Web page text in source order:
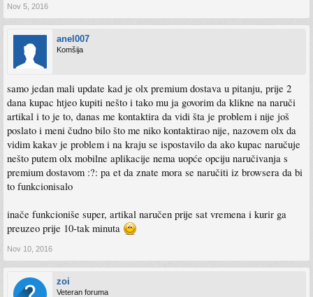
Nov 5, 2016
anel007
Komšija
samo jedan mali update kad je olx premium dostava u pitanju, prije 2
dana kupac htjeo kupiti nešto i tako mu ja govorim da klikne na naruči
artikal i to je to, danas me kontaktira da vidi šta je problem i nije još
poslato i meni čudno bilo što me niko kontaktirao nije, nazovem olx da
vidim kakav je problem i na kraju se ispostavilo da ako kupac naručuje
nešto putem olx mobilne aplikacije nema uopće opciju naručivanja s
premium dostavom :?: pa et da znate mora se naručiti iz browsera da bi
to funkcionisalo
inače funkcioniše super, artikal naručen prije sat vremena i kurir ga
preuzeo prije 10-tak minuta
Nov 10, 2016
zoi
Veteran foruma